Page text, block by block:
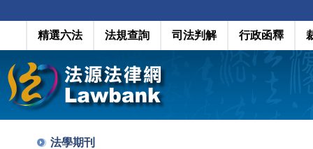
精選六法 法規查詢 司法判解 行政函釋
法學期刊